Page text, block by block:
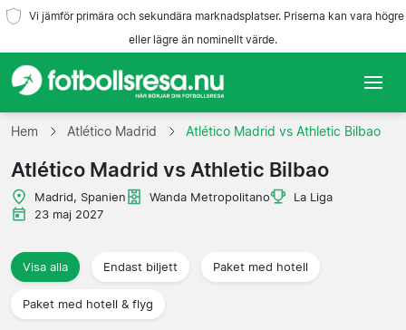
Vi jämför primära och sekundära marknadsplatser. Priserna kan vara högre
eller lägre än nominellt värde.
Hem
Lag
Ligor
Resebyråer
Hem Atlético Madrid Atlético Madrid vs Athletic Bilbao
Atlético Madrid vs Athletic Bilbao
Madrid, Spanien Wanda Metropolitano
La Liga
23 maj 2027
Visa alla Endast biljett Paket med hotell
Paket med hotell & flyg